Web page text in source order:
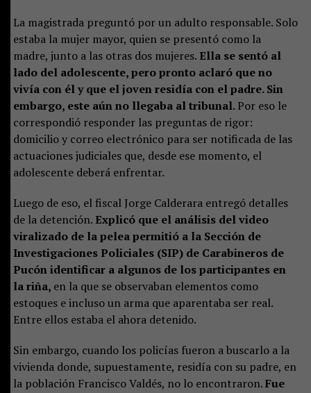
La magistrada preguntó por un adulto responsable. Solo
estaba la mujer mayor, quien se presentó como la
madre, junto a las otras dos mujeres. Ella se sentó al
lado del adolescente, pero pronto aclaró que no
vivía con él y que el joven residía con el padre. Sin
embargo, este aún no llegaba al tribunal.Por eso le
correspondió responder las preguntas de rigor:
domicilio y correo electrónico para ser notificada de las
actuaciones judiciales que, desde ese momento, el
adolescente deberá enfrentar.
Luego de eso, el fiscal Jorge Calderara entregó detalles
de la detención. Explicó que el análisis del video
viralizado de la pelea permitió a la Sección de
Investigaciones Policiales (SIP) de Carabineros de
Pucón identificar a algunos de los participantes en
la riña, en la que se observaban elementos como
estoques e incluso un arma que aparentaba ser real.
Entre ellos estaba el ahora detenido.
Sin embargo, cuando los policías fueron a buscarlo a la
vivienda donde, supuestamente, residía con su padre, en
la población Francisco Valdés, no lo encontraron.Fue